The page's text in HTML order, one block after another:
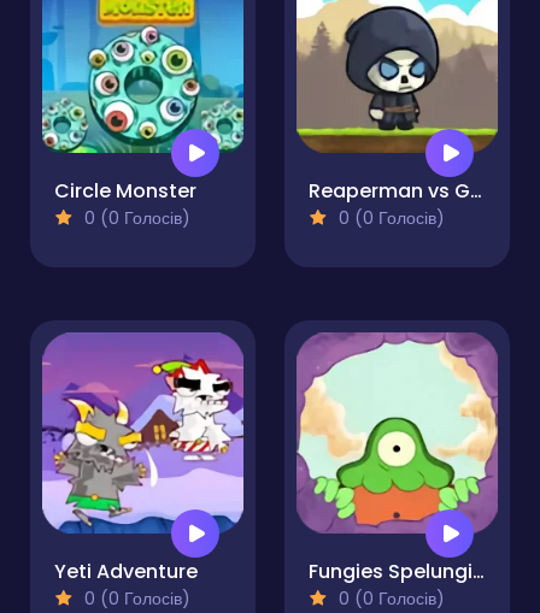
Circle Monster
0 (0 Голосів)
Reaperman vs Goblins
0 (0 Голосів)
Yeti Adventure
0 (0 Голосів)
Fungies Spelungies
0 (0 Голосів)